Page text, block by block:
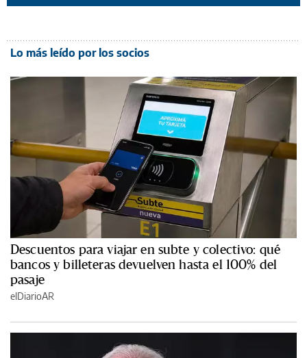
Lo más leído por los socios
Descuentos para viajar en subte y colectivo: qué
bancos y billeteras devuelven hasta el 100% del
pasaje
elDiarioAR